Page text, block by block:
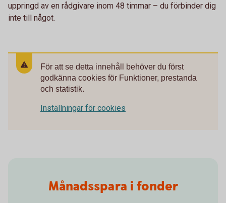
uppringd av en rådgivare inom 48 timmar – du förbinder dig
inte till något.
För att se detta innehåll behöver du först
godkänna cookies för Funktioner, prestanda
och statistik.
Inställningar för cookies
Månadsspara i fonder